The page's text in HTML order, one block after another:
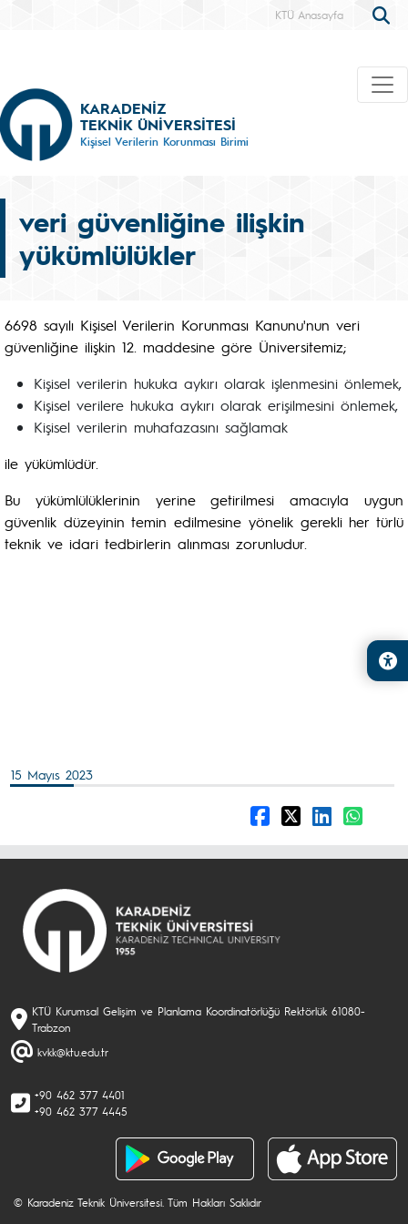
KTÜ Anasayfa
KARADENİZ
TEKNİK ÜNİVERSİTESİ
Kişisel Verilerin Korunması Birimi
veri güvenliğine ilişkin
yükümlülükler
6698 sayılı Kişisel Verilerin Korunması Kanunu'nun veri
güvenliğine ilişkin 12. maddesine göre Üniversitemiz;
Kişisel verilerin hukuka aykırı olarak işlenmesini önlemek,
Kişisel verilere hukuka aykırı olarak erişilmesini önlemek,
Kişisel verilerin muhafazasını sağlamak
ile yükümlüdür.
Bu yükümlülüklerinin yerine getirilmesi amacıyla uygun
güvenlik düzeyinin temin edilmesine yönelik gerekli her türlü
teknik ve idari tedbirlerin alınması zorunludur.
15 Mayıs 2023
KTÜ Kurumsal Gelişim ve Planlama Koordinatörlüğü Rektörlük 61080-
Trabzon
kvkk@ktu.edu.tr
+90 462 377 4401
+90 462 377 4445
© Karadeniz Teknik Üniversitesi. Tüm Hakları Saklıdır